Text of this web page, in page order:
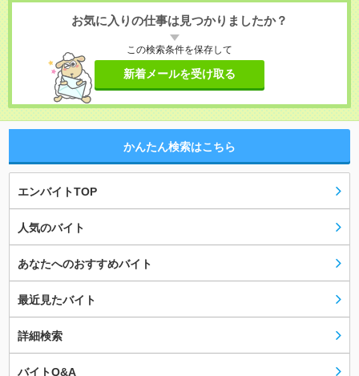
お気に入りの仕事は見つかりましたか？
この検索条件を保存して
新着メールを受け取る
かんたん検索はこちら
エンバイトTOP
人気のバイト
あなたへのおすすめバイト
最近見たバイト
詳細検索
バイトQ&A